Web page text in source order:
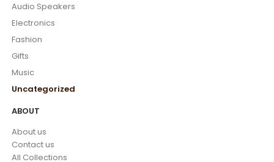
Audio Speakers
Electronics
Fashion
Gifts
Music
Uncategorized
ABOUT
About us
Contact us
All Collections